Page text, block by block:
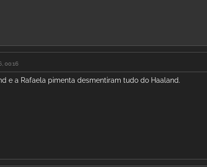
00:16
e a Rafaela pimenta desmentiram tudo do Haaland.